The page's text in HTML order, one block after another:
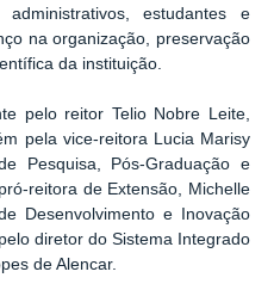
estudantes e
na organização, preservação
da instituição.
pelo reitor Telio Nobre Leite,
pela vice-reitora Lucia Marisy
Pesquisa, Pós-Graduação e
reitora de Extensão, Michelle
Desenvolvimento e Inovação
diretor do Sistema Integrado
de Alencar.